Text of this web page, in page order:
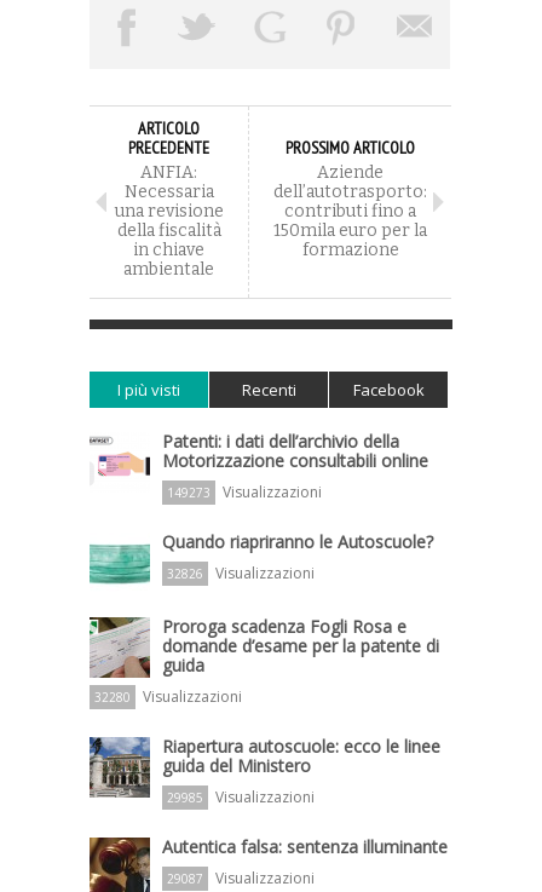
ARTICOLO
PRECEDENTE
ANFIA:
Necessaria
una revisione
della fiscalità
in chiave
ambientale
PROSSIMO ARTICOLO
Aziende
dell’autotrasporto:
contributi fino a
150mila euro per la
formazione
I più visti Recenti Facebook
Patenti: i dati dell’archivio della
Motorizzazione consultabili online
149273 Visualizzazioni
Quando riapriranno le Autoscuole?
32826 Visualizzazioni
Proroga scadenza Fogli Rosa e
domande d’esame per la patente di
guida
32280 Visualizzazioni
Riapertura autoscuole: ecco le linee
guida del Ministero
29985 Visualizzazioni
Autentica falsa: sentenza illuminante
29087 Visualizzazioni